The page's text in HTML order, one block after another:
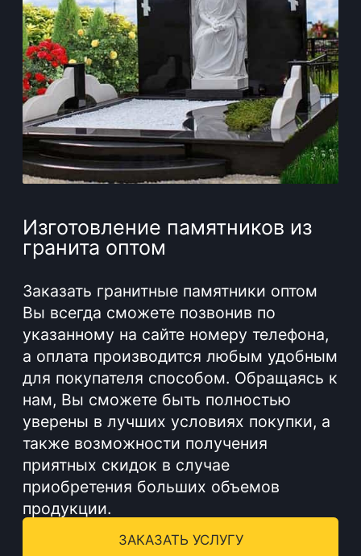
ЗАКАЗАТЬ УСЛУГУ
продукции.
Дополнительные
услуги
местами погребения. Мы заботимся о
том, чтобы каждая могила выглядела
ухоженной и достойной уважения.
Мы предлагаем услуги по
благоустройству могил, которые
включают в себя очистку территории,
уборку мусора, посадку цветов и
деревьев, установку бордюров и
других элементов ландшафтного
дизайна.